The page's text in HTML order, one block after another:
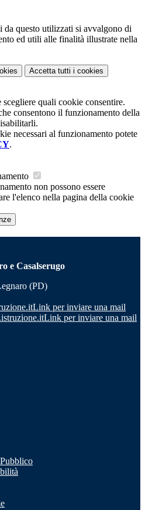
da questo utilizzati si avvalgono di
ed utili alle finalità illustrate nella
Accetta tutti i cookies
scegliere quali cookie consentire.
consentono il funzionamento della
necessari al funzionamento potete
.
non possono essere
l'elenco nella pagina della cookie
e Casalserugo
(PD)
Link per inviare una mail
Link per inviare una mail